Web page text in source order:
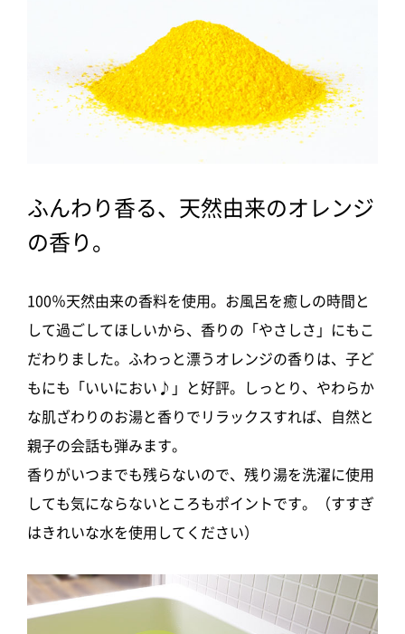
ふんわり香る、天然由来のオレンジ
の香り。
100％天然由来の香料を使用。お風呂を癒しの時間と
して過ごしてほしいから、香りの「やさしさ」にもこ
だわりました。ふわっと漂うオレンジの香りは、子ど
もにも「いいにおい♪」と好評。しっとり、やわらか
な肌ざわりのお湯と香りでリラックスすれば、自然と
親子の会話も弾みます。
香りがいつまでも残らないので、残り湯を洗濯に使用
しても気にならないところもポイントです。（すすぎ
はきれいな水を使用してください）